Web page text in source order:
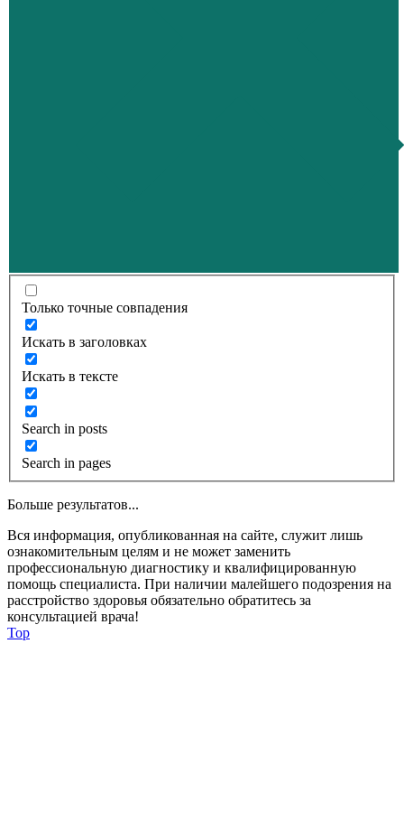
Только точные совпадения
Искать в заголовках
Искать в тексте
Search in posts
Search in pages
Больше результатов...
Вся информация, опубликованная на сайте, служит лишь
ознакомительным целям и не может заменить
профессиональную диагностику и квалифицированную
помощь специалиста. При наличии малейшего подозрения на
расстройство здоровья обязательно обратитесь за
консультацией врача!
Top